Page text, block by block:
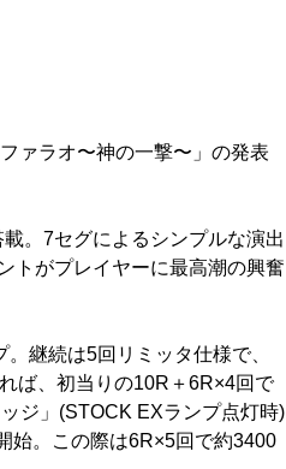
ァラオ〜神の一撃〜」の発表
。7セグによるシンプルな演出
トがプレイヤーに最高潮の興奮
継続は5回リミッタ仕様で、
ば、初当りの10R＋6R×4回で
ジ」(STOCK EXランプ点灯時)
始。この際は6R×5回で約3400